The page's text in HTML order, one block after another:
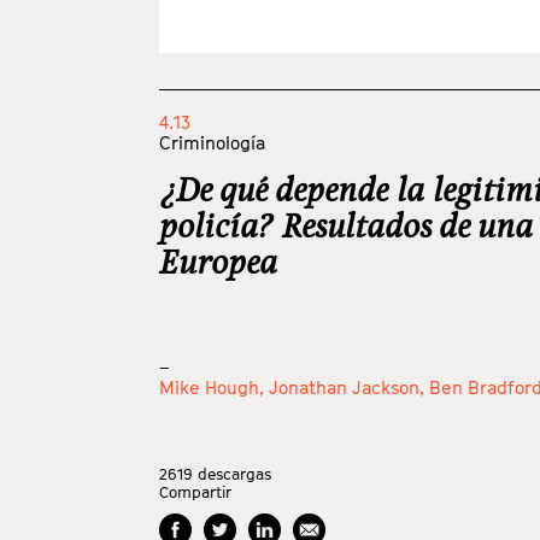
4.13
Criminología
¿De qué depende la
policía? Resultados de
Europea
_
Mike Hough, Jonathan Jackson, Ben Bradford
2619 descargas
Compartir